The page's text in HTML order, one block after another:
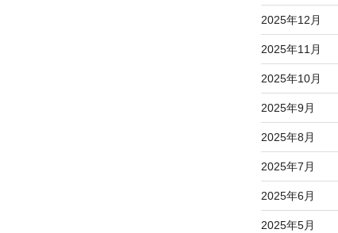
2025年12月
2025年11月
2025年10月
2025年9月
2025年8月
2025年7月
2025年6月
2025年5月